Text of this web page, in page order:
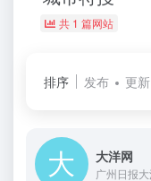
共 1 篇网站
排序 发布 更新
大洋网